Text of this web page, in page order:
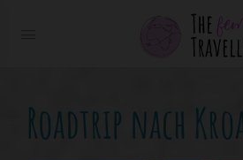
Roadtrip nach